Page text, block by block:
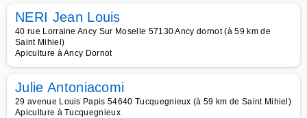
NERI Jean Louis
40 rue Lorraine Ancy Sur Moselle 57130 Ancy dornot (à 59 km de
Saint Mihiel)
Apiculture à Ancy Dornot
Julie Antoniacomi
29 avenue Louis Papis 54640 Tucquegnieux (à 59 km de Saint Mihiel)
Apiculture à Tucquegnieux